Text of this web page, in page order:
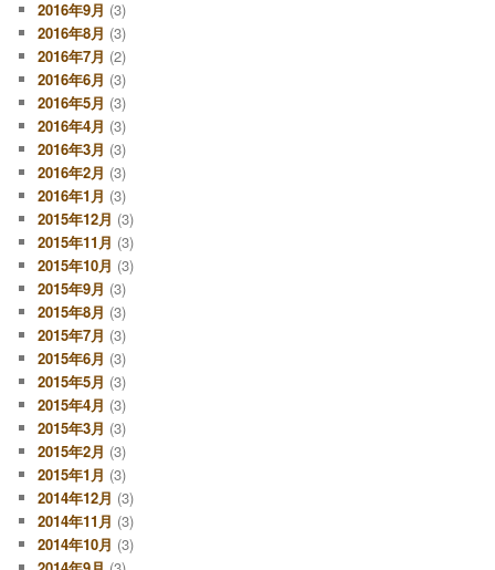
2016年9月 (3)
2016年8月 (3)
2016年7月 (2)
2016年6月 (3)
2016年5月 (3)
2016年4月 (3)
2016年3月 (3)
2016年2月 (3)
2016年1月 (3)
2015年12月 (3)
2015年11月 (3)
2015年10月 (3)
2015年9月 (3)
2015年8月 (3)
2015年7月 (3)
2015年6月 (3)
2015年5月 (3)
2015年4月 (3)
2015年3月 (3)
2015年2月 (3)
2015年1月 (3)
2014年12月 (3)
2014年11月 (3)
2014年10月 (3)